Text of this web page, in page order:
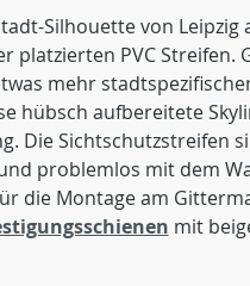
Silhouette von Leipzig
platzierten PVC Streifen.
mehr
hübsch aufbereitete
Die Sichtschutzstreifen
problemlos mit dem
die Montage am
mit